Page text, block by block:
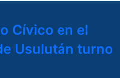
Cívico en el
Usulután turno